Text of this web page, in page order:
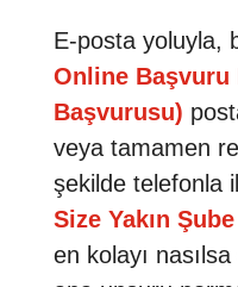
E-posta yoluyla,
Online
Başvurusu)
veya tamamen
şekilde telefonla
Size Yakın
en kolayı